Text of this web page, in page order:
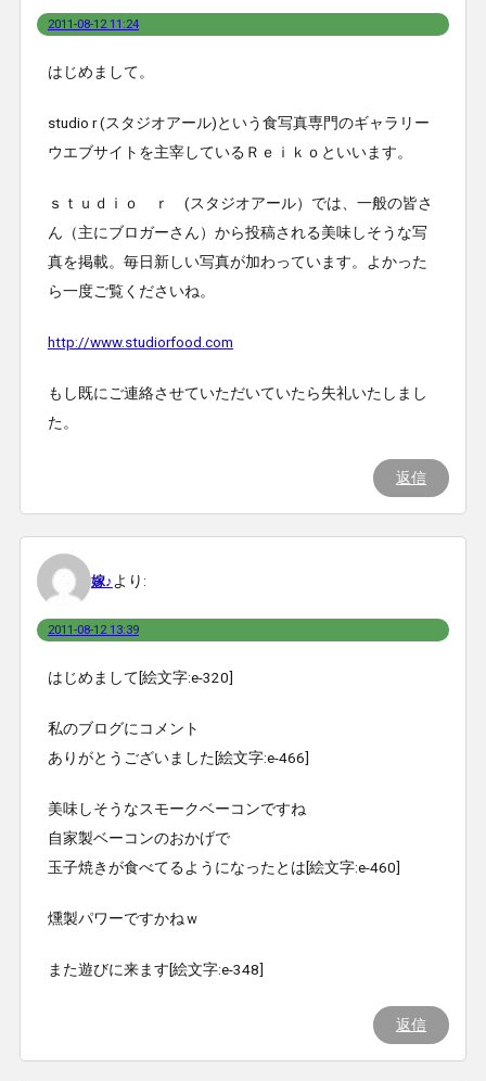
2011-08-12 11:24
はじめまして。
studio r (スタジオアール)という食写真専門のギャラリー
ウエブサイトを主宰しているＲｅｉｋｏといいます。
ｓｔｕｄｉｏ ｒ (スタジオアール）では、一般の皆さ
ん（主にブロガーさん）から投稿される美味しそうな写
真を掲載。毎日新しい写真が加わっています。よかった
ら一度ご覧くださいね。
http://www.studiorfood.com
もし既にご連絡させていただいていたら失礼いたしまし
た。
返信
嫁♪ より:
2011-08-12 13:39
はじめまして[絵文字:e-320]
私のブログにコメント
ありがとうございました[絵文字:e-466]
美味しそうなスモークベーコンですね
自家製ベーコンのおかげで
玉子焼きが食べてるようになったとは[絵文字:e-460]
燻製パワーですかねｗ
また遊びに来ます[絵文字:e-348]
返信